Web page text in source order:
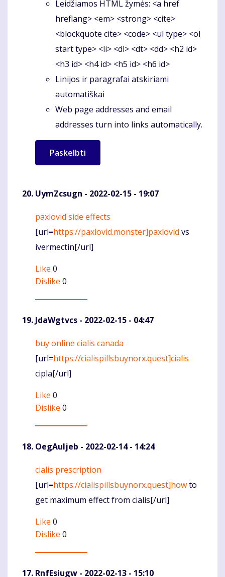
Leidžiamos HTML žymės: <a href
hreflang> <em> <strong> <cite>
<blockquote cite> <code> <ul type> <ol
start type> <li> <dl> <dt> <dd> <h2 id>
<h3 id> <h4 id> <h5 id> <h6 id>
Linijos ir paragrafai atskiriami
automatiškai
Web page addresses and email
addresses turn into links automatically.
UymZcsugn - 2022-02-15 - 19:07
Komentaras
paxlovid side effects
[url=https://paxlovid.monster]paxlovid vs
ivermectin[/url]
Like 0
Dislike 0
JdaWgtvcs - 2022-02-15 - 04:47
Komentaras
buy online cialis canada
[url=https://cialispillsbuynorx.quest]cialis
cipla[/url]
Like 0
Dislike 0
OegAuljeb - 2022-02-14 - 14:24
Komentaras
cialis prescription
[url=https://cialispillsbuynorx.quest]howto
get maximum effect from cialis[/url]
Like 0
Dislike 0
RnfEsiugw - 2022-02-13 - 15:10